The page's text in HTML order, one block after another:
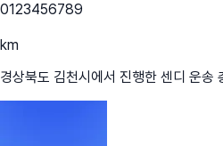
0123456789
km
경상북도 김천시 에서 진행한 센디 운송